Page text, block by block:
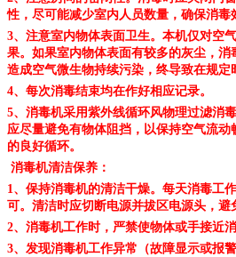
性，尽可能减少室内人员数量，确保消毒
3、注意室内物体表面卫生。本机仅对空
果。如果室内物体表面有较多的灰尘，消
造成空气微生物持续污染，终导致在规定
4、每次消毒结束均在作好相应记录。
5、消毒机采用紫外线循环风物理过滤消
应尽量避免有物体阻挡，以保持空气流
的良好循环。
消毒机清洁保养：
1、保持消毒机的清洁干燥。每天消毒工
可。清洁时应切断电源并拔区电源头，避
2、消毒机工作时，严禁使物体或手接近
3、发现消毒机工作异常（故障显示或报